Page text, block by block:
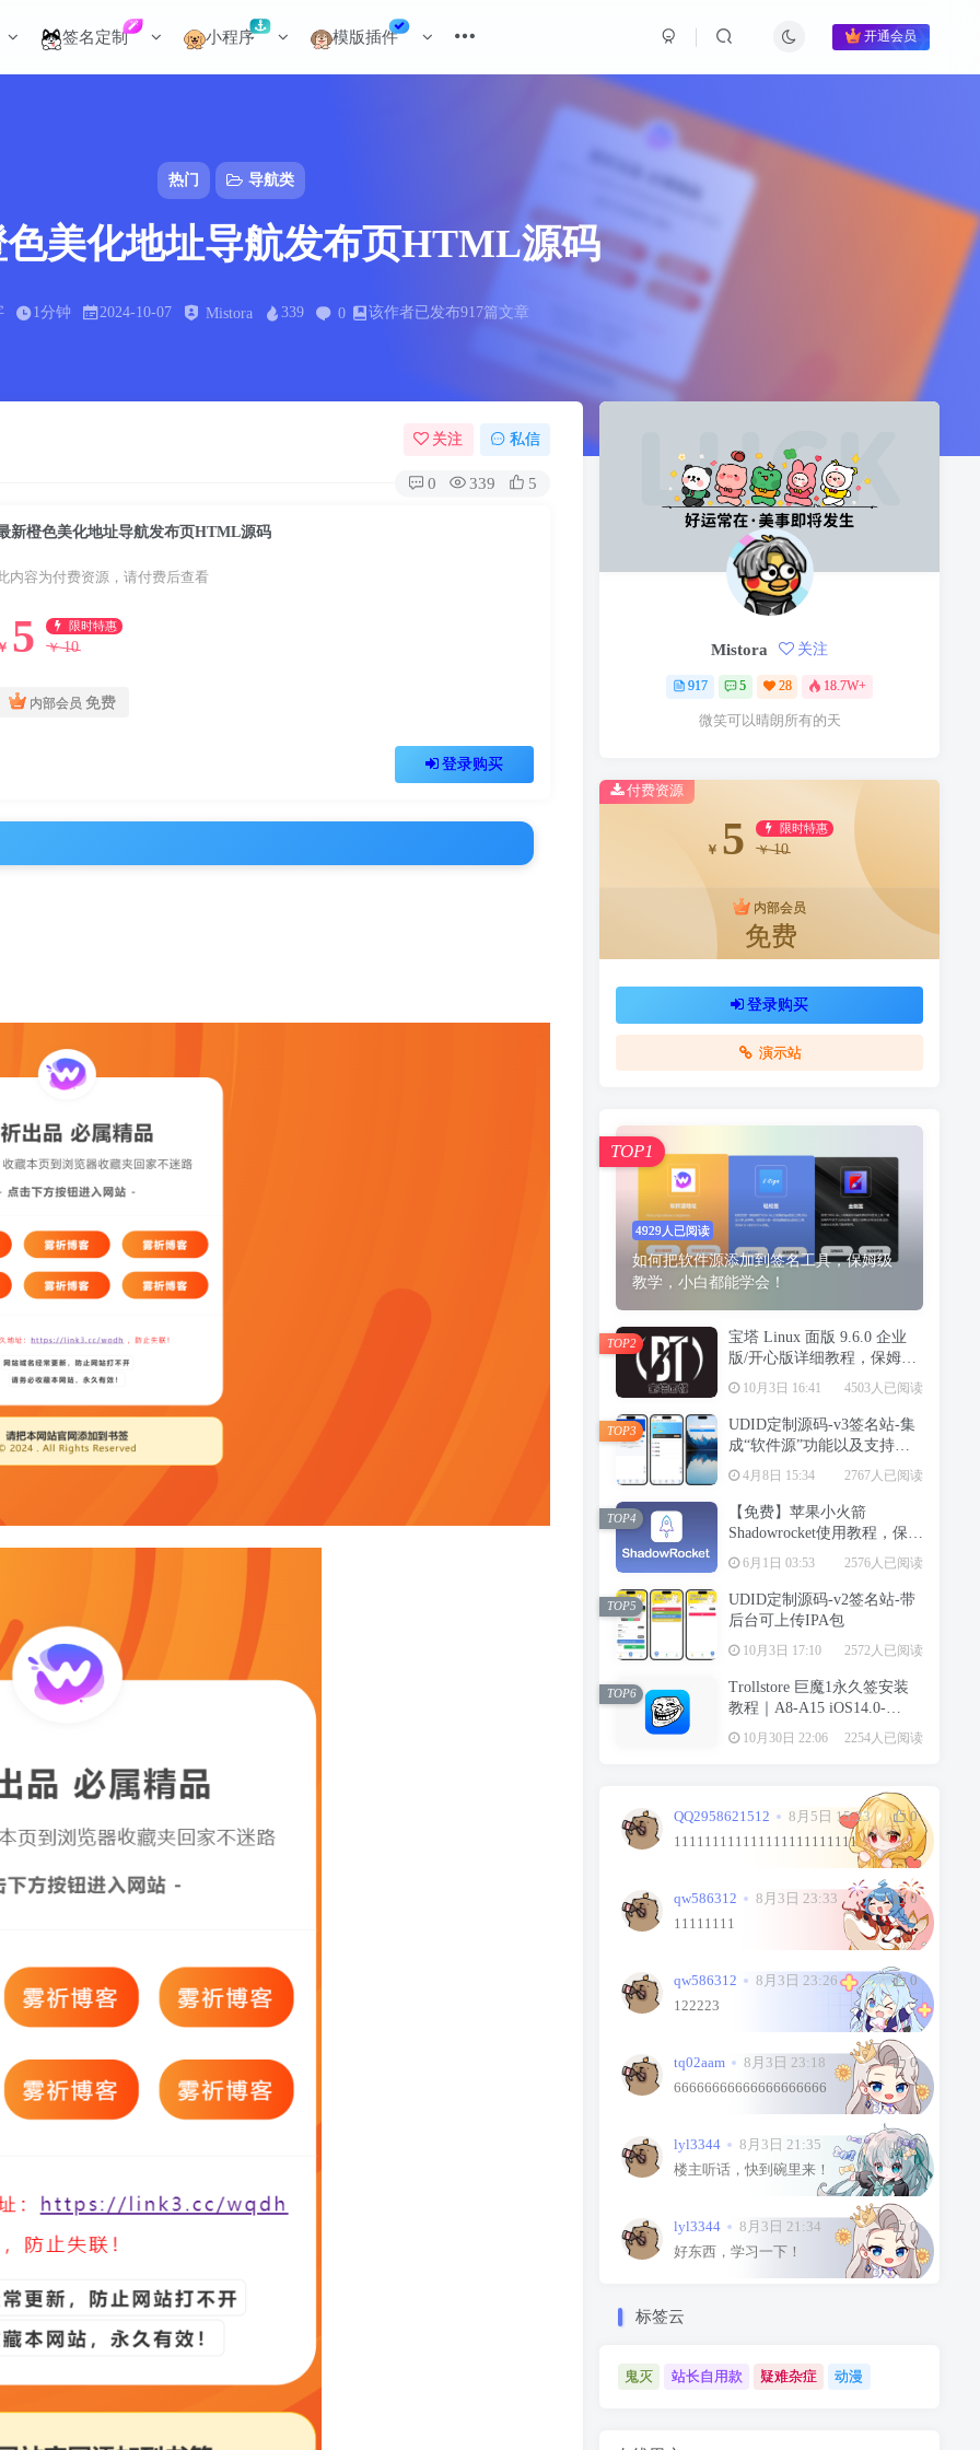
热门 导航类
美化地址导航发布页HTML源码
1分钟 2024-10-07 Mistora 339 0 该作者已发布917篇文章
签名定制 小程序 模版插件 开通会员
关注 私信
0 339 5
新橙色美化地址导航发布页HTML源码
内容为付费资源，请付费后查看
5 限时特惠
￥ 10
内部会员 免费
登录购买
Mistora 关注
917 5 28 18.7W+
微笑可以晴朗所有的天
付费资源
￥ 5 限时特惠
￥ 10
内部会员
免费
登录购买
演示站
4929人已阅读
如何把软件源添加到签名工具，保姆级
教学，小白都能学会！
TOP1
宝塔 Linux 面版 9.6.0 企业
版/开心版详细教程，保姆级
教学
10月3日 16:41 4503人已阅读
TOP2
UDID定制源码-v3签名站-集
成“软件源”功能以及支持上
传“免费证书”自签
4月8日 15:34 2767人已阅读
TOP3
【免费】苹果小火箭
Shadowrocket使用教程，保姆
级教学请勿用于违法行为！
6月1日 03:53 2576人已阅读
TOP4
UDID定制源码-v2签名站-带
后台可上传IPA包
10月3日 17:10 2572人已阅读
TOP5
Trollstore 巨魔1永久签安装
教程｜A8-A15 iOS14.0-
15.4.1
10月30日 22:06 2254人已阅读
TOP6
QQ2958621512 8月5日 15:23
0
111111111111111111111111
qw586312 8月3日 23:33
0
11111111
qw586312 8月3日 23:26
0
122223
tq02aam 8月3日 23:18
0
66666666666666666666
lyl3344 8月3日 21:35
0
楼主听话，快到碗里来！
lyl3344 8月3日 21:34
0
好东西，学习一下！
标签云
鬼灭 站长自用款 疑难杂症 动漫